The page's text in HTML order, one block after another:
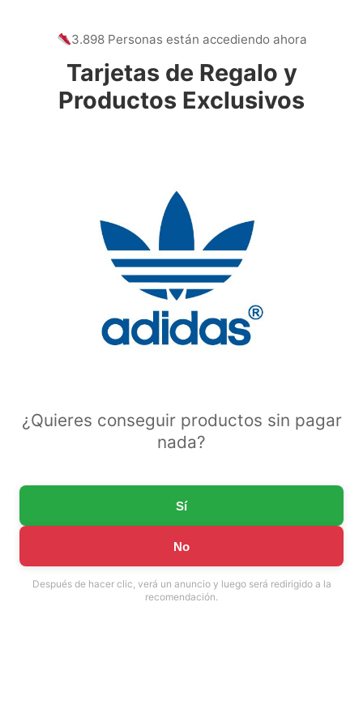
3.898 Personas están accediendo ahora
Tarjetas de Regalo y
Productos Exclusivos
¿Quieres conseguir productos sin pagar
nada?
Sí
No
Después de hacer clic, verá un anuncio y luego será redirigido a la
recomendación.